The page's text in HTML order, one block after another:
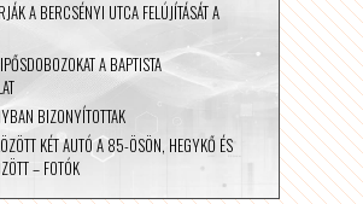
A BERCSÉNYI UTCA FELÚJÍTÁSÁT A
A BAPTISTA
BIZONYÍTOTTAK
KÉT AUTÓ A 85-ÖSÖN, HEGYKŐ ÉS
– FOTÓK